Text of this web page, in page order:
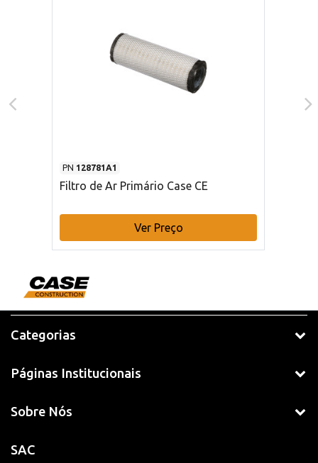
PN 128781A1
Filtro de Ar Primário Case CE
Ver Preço
Categorias
Páginas Institucionais
Sobre Nós
SAC